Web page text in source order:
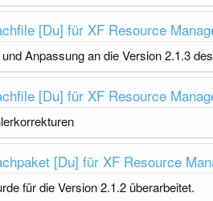
[Du] für XF Resource
Anpassung an die Version 2.1.3
[Du] für XF Resource
[Du] für XF Resource
für die Version 2.1.2 überarbeitet.